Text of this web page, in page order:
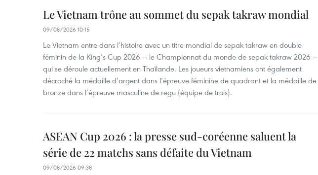
Le Vietnam trône au sommet du sepak takraw mondial
09/08/2026 10:15
Le Vietnam entre dans l’histoire avec un titre mondial de sepak takraw en double
féminin de la King’s Cup 2026 — le Championnat du monde de sepak takraw 2026 —
qui se déroule actuellement en Thaïlande. Les joueurs vietnamiens ont également
décroché la médaille d’argent dans l’épreuve féminine de quadrant et la médaille de
bronze dans l’épreuve masculine de regu (équipe de trois).
ASEAN Cup 2026 : la presse sud-coréenne saluent la
série de 22 matchs sans défaite du Vietnam
09/08/2026 09:38